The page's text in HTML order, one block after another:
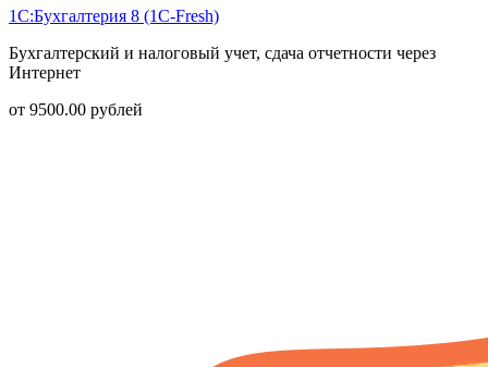
1С:Бухгалтерия 8 (1С-Fresh)
Бухгалтерский и налоговый учет, сдача отчетности через
Интернет
от 9500.00 рублей